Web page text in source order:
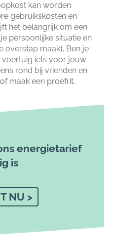
kan worden
gebruikskosten en
het belangrijk om een
persoonlijke situatie en
overstap maakt. Ben je
voertuig iets voor jouw
rond bij vrienden en
maak een proefrit.
energietarief
is
NU >